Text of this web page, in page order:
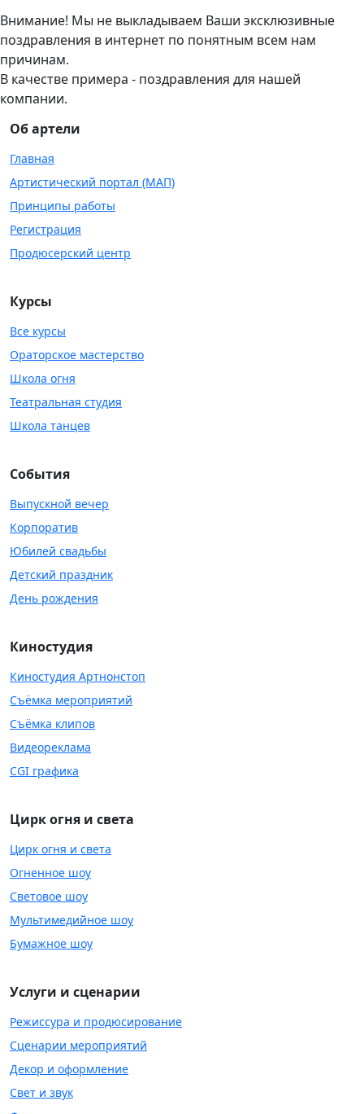
Внимание! Мы не выкладываем Ваши эксклюзивные
поздравления в интернет по понятным всем нам
причинам.
В качестве примера - поздравления для нашей
компании.
Об артели
Главная
Артистический портал (МАП)
Принципы работы
Регистрация
Продюсерский центр
Курсы
Все курсы
Ораторское мастерство
Школа огня
Театральная студия
Школа танцев
События
Выпускной вечер
Корпоратив
Юбилей свадьбы
Детский праздник
День рождения
Киностудия
Киностудия Артнонстоп
Съёмка мероприятий
Съёмка клипов
Видеореклама
CGI графика
Цирк огня и света
Цирк огня и света
Огненное шоу
Световое шоу
Мультимедийное шоу
Бумажное шоу
Услуги и сценарии
Режиссура и продюсирование
Сценарии мероприятий
Декор и оформление
Свет и звук